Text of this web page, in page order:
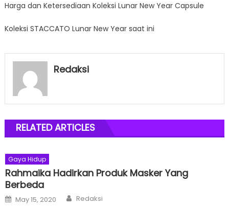
Harga dan Ketersediaan Koleksi Lunar New Year Capsule
Koleksi STACCATO Lunar New Year saat ini
Redaksi
RELATED ARTICLES
Gaya Hidup
Rahmaika Hadirkan Produk Masker Yang
Berbeda
Posted
on
May 15, 2020 Author
Redaksi